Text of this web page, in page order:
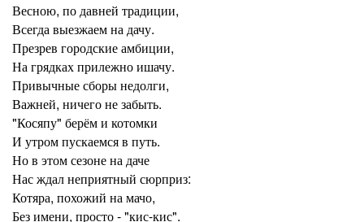
Весною, по давней традиции,
Всегда выезжаем на дачу.
Презрев городские амбиции,
На грядках прилежно ишачу.
Привычные сборы недолги,
Важней, ничего не забыть.
"Косяпу" берём и котомки
И утром пускаемся в путь.
Но в этом сезоне на даче
Нас ждал неприятный сюрприз:
Котяра, похожий на мачо,
Без имени, просто - "кис-кис".